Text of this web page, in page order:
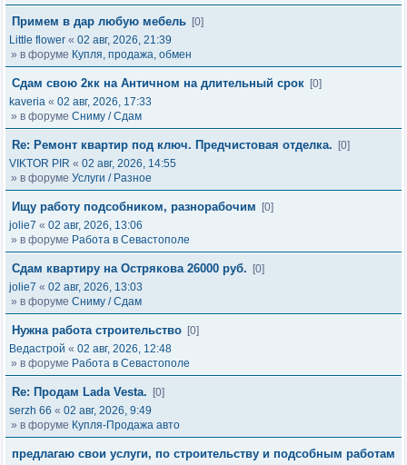
Примем в дар любую мебель [0]
Little flower « 02 авг, 2026, 21:39
» в форуме Купля, продажа, обмен
Сдам свою 2кк на Античном на длительный срок [0]
kaveria « 02 авг, 2026, 17:33
» в форуме Сниму / Сдам
Re: Ремонт квартир под ключ. Предчистовая отделка.
[0]
VIKTOR PIR « 02 авг, 2026, 14:55
» в форуме Услуги / Разное
Ищу работу подсобником, разнорабочим
[0]
jolie7 « 02 авг, 2026, 13:06
» в форуме Работа в Севастополе
Сдам квартиру на Острякова 26000 руб.
[0]
jolie7 « 02 авг, 2026, 13:03
» в форуме Сниму / Сдам
Нужна работа строительство [0]
Ведастрой « 02 авг, 2026, 12:48
» в форуме Работа в Севастополе
Re: Продам Lada Vesta.
[0]
serzh 66 « 02 авг, 2026, 9:49
» в форуме Купля-Продажа авто
предлагаю свои услуги, по строительству и подсобным работам